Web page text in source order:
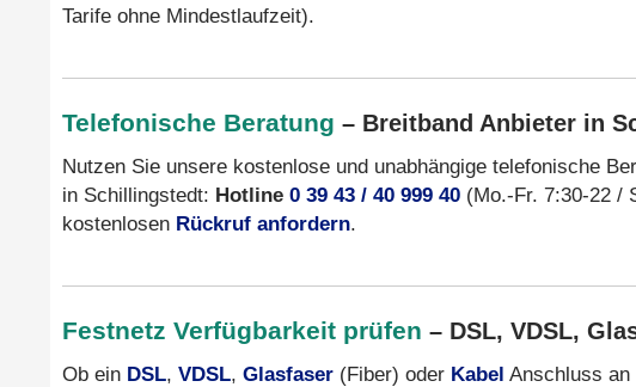
Tarife ohne Mindestlaufzeit).
Telefonische Beratung – Breitband Anbieter in
Nutzen Sie unsere kostenlose und unabhängige telefonische
in Schillingstedt: Hotline 0 39 43 / 40 999 40 (Mo.-Fr. 7:30-22 /
kostenlosen Rückruf anfordern.
Festnetz Verfügbarkeit prüfen – DSL, VDSL,
Ob ein DSL, VDSL, Glasfaser (Fiber) oder Kabel Anschluss